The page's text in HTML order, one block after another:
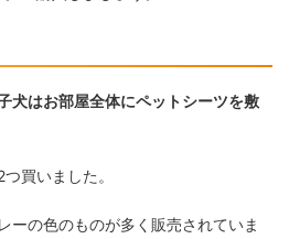
犬はお部屋全体にペットシーツを敷
買いました。
ーの色のものが多く販売されていま